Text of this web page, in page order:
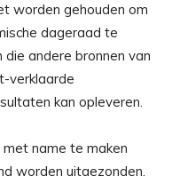
worden gehouden om
dageraad te
die andere bronnen van
verklaarde
kan opleveren.
name te maken
worden uitgezonden,